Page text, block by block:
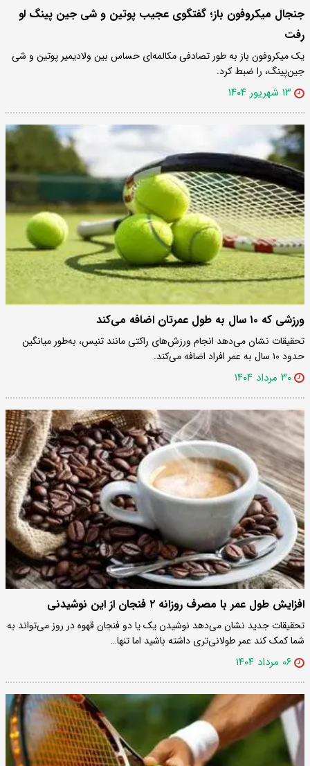
جنجال میکروفون باز؛ گفتگوی عجیب پوتین و شی جین پینگ لو
رفت
یک میکروفون باز به طور تصادفی مکالمه‌ای حساس بین ولادیمیر پوتین و شی
جین‌پینگ، را ضبط کرد.
۱۳ شهریور ۱۴۰۴
ورزشی که ۱۰ سال به طول عمرتان اضافه می‌کند
تحقیقات نشان می‌دهد انجام ورزش‌های راکتی مانند تنیس، به‌طور میانگین
حدود ۱۰ سال به عمر افراد اضافه می‌کند.
۳۰ مرداد ۱۴۰۴
افزایش طول عمر با مصرف روزانه ٢ فنجان از این نوشیدنی
تحقیقات جدید نشان می‌دهد نوشیدن یک یا دو فنجان قهوه در روز می‌تواند به
شما کمک کند عمر طولانی‌تری داشته باشید اما تنها…
۰۶ مرداد ۱۴۰۴